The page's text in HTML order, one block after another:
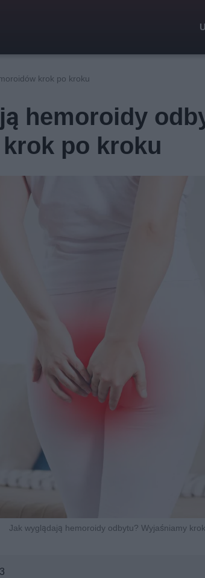
krok po kroku
hemoroidy
po kroku
Jak wyglądają hemoroidy odbytu? Wyjaśniamy